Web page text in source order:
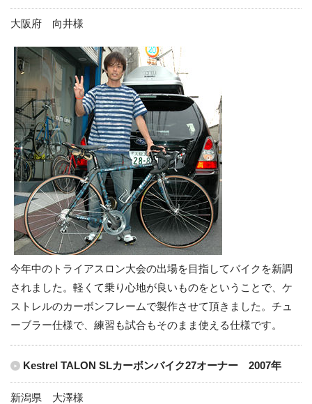
大阪府 向井様
今年中のトライアスロン大会の出場を目指してバイクを新調
されました。軽くて乗り心地が良いものをということで、ケ
ストレルのカーボンフレームで製作させて頂きました。チュ
ーブラー仕様で、練習も試合もそのまま使える仕様です。
Kestrel TALON SLカーボンバイク27オーナー 2007年
新潟県 大澤様